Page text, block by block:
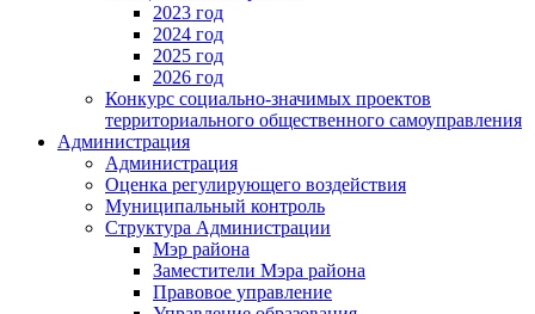
2023 год
2024 год
2025 год
2026 год
Конкурс социально-значимых проектов
территориального общественного самоуправления
Администрация
Администрация
Оценка регулирующего воздействия
Муниципальный контроль
Структура Администрации
Мэр района
Заместители Мэра района
Правовое управление